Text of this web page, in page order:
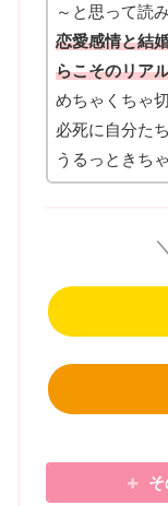
～と思って読
恋愛感情と結
らこそのリア
めちゃくちゃ
必死に自分た
うるっときち